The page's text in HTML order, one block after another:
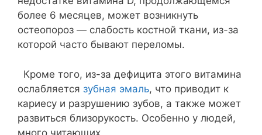
более 6 месяцев, может возникнуть
остеопороз — слабость костной ткани, из-за
которой часто бывают переломы.
Кроме того, из-за дефицита этого витамина
ослабляется зубная эмаль, что приводит к
кариесу и разрушению зубов, а также может
развиться близорукость. Особенно у людей,
много читающих.